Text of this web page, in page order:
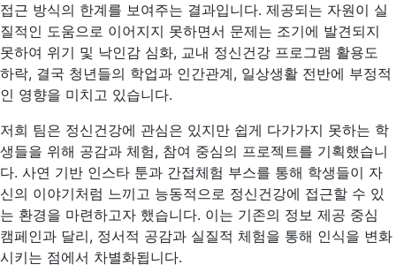
접근 방식의 한계를 보여주는 결과입니다. 제공되는 자원이 실
질적인 도움으로 이어지지 못하면서 문제는 조기에 발견되지
못하여 위기 및 낙인감 심화, 교내 정신건강 프로그램 활용도
하락, 결국 청년들의 학업과 인간관계, 일상생활 전반에 부정적
인 영향을 미치고 있습니다.
저희 팀은 정신건강에 관심은 있지만 쉽게 다가가지 못하는 학
생들을 위해 공감과 체험, 참여 중심의 프로젝트를 기획했습니
다. 사연 기반 인스타 툰과 간접체험 부스를 통해 학생들이 자
신의 이야기처럼 느끼고 능동적으로 정신건강에 접근할 수 있
는 환경을 마련하고자 했습니다. 이는 기존의 정보 제공 중심
캠페인과 달리, 정서적 공감과 실질적 체험을 통해 인식을 변화
시키는 점에서 차별화됩니다.